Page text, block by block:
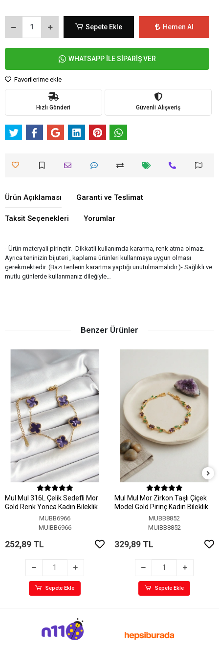
Sepete Ekle Hemen Al
WHATSAPP İLE SİPARİŞ VER
Favorilerime ekle
Hızlı Gönderi Güvenli Alışveriş
Ürün Açıklaması Garanti ve Teslimat
Taksit Seçenekleri Yorumlar
- Ürün materyali pirinçtir.- Dikkatli kullanımda kararma, renk atma olmaz.-
Ayrıca teninizin bijuteri , kaplama ürünleri kullanmaya uygun olması
gerekmektedir. (Bazı tenlerin karartma yaptığı unutulmamalıdır.)- Sağlıklı ve
mutlu günlerde kullanmanız dileğiyle…
Benzer Ürünler
MuI MuI 316L Çelik Sedefli Mor
Gold Renk Yonca Kadın Bileklik
MUBB6966
MUIBB6966
252,89 TL
Sepete Ekle
MuI MuI Mor Zirkon Taşlı Çiçek
Model Gold Pirinç Kadın Bileklik
MUBB8852
MUIBB8852
329,89 TL
Sepete Ekle